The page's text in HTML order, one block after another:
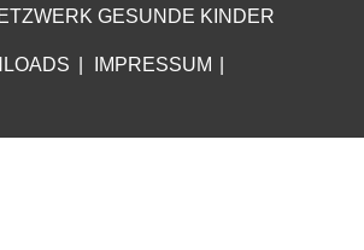
GESUNDE KINDER
IMPRESSUM